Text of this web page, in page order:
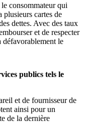
consommateur qui
plusieurs cartes de
dettes. Avec des taux
et de respecter
défavorablement le
publics tels le
et de fournisseur de
ainsi pour un
de la dernière